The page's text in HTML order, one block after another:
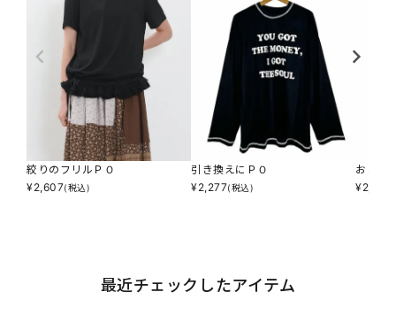
絞りのフリルＰＯ
¥2,607(税込)
引き換えにＰＯ
¥2,277(税込)
おしゃ
¥2,277
最近チェックしたアイテム